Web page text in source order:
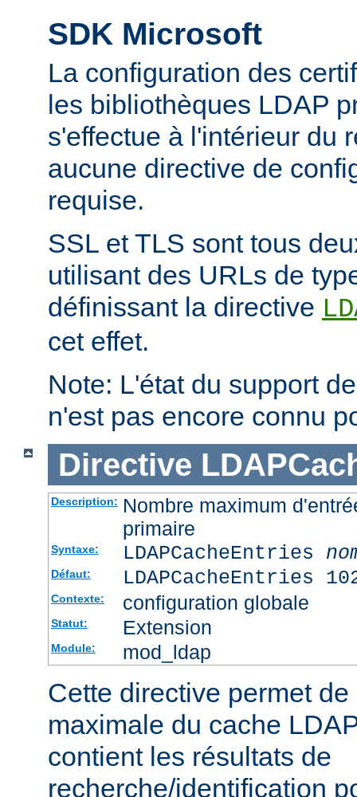
SDK Microsoft
La configuration des
les bibliothèques LDAP
s'effectue à l'intérieur du
aucune directive de
requise.
SSL et TLS sont tous
utilisant des URLs de
définissant la directive
cet effet.
Note: L'état du support
n'est pas encore connu
Directive
Description: Nombre maximum
primaire
Syntaxe: LDAPCacheEntries
Défaut: LDAPCacheEntries
Contexte: configuration globale
Statut: Extension
Module: mod_ldap
Cette directive permet
maximale du cache
contient les résultats de
recherche/identification